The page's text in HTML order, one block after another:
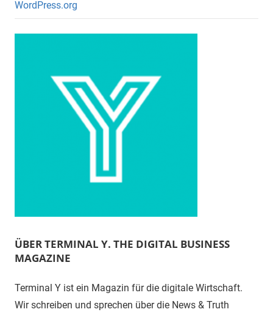
WordPress.org
ÜBER TERMINAL Y. THE DIGITAL BUSINESS
MAGAZINE
Terminal Y ist ein Magazin für die digitale Wirtschaft.
Wir schreiben und sprechen über die News & Truth